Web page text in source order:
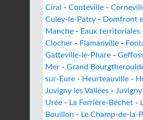
Ciral
- Conteville -
Culey-le-Patry - Domfront
Manche - Eaux territoriales
Clocher - Flamanville -
Gatteville-le-Phare -
Mer - Grand
sur-Eure - Heurteauville -
Juvigny les Vallées -
Urée - La Ferrière-Béchet -
Bouillon - Le Champ-de-la-